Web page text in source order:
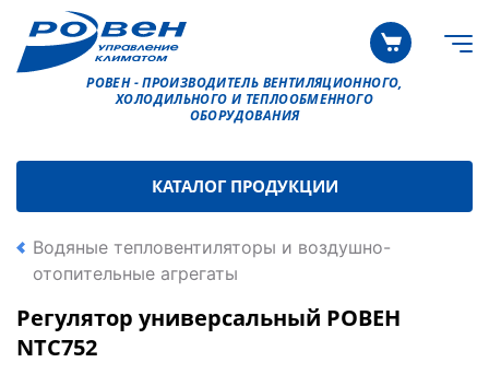
РОВЕН - ПРОИЗВОДИТЕЛЬ ВЕНТИЛЯЦИОННОГО,
ХОЛОДИЛЬНОГО И ТЕПЛООБМЕННОГО
ОБОРУДОВАНИЯ
КАТАЛОГ ПРОДУКЦИИ
Водяные тепловентиляторы и воздушно-
отопительные агрегаты
Регулятор универсальный РОВЕН
NTC752